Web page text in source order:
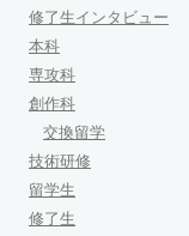
修了生インタビュー
本科
専攻科
創作科
交換留学
技術研修
留学生
修了生